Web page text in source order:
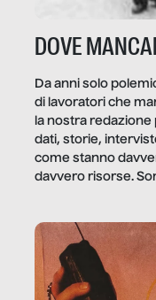
DOVE
Da anni solo
di lavoratori che
la nostra redazione
dati, storie,
come stanno
davvero risorse.